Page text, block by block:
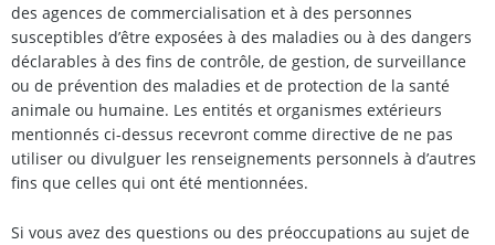
des agences de commercialisation et à des personnes
susceptibles d’être exposées à des maladies ou à des dangers
déclarables à des fins de contrôle, de gestion, de surveillance
ou de prévention des maladies et de protection de la santé
animale ou humaine. Les entités et organismes extérieurs
mentionnés ci-dessus recevront comme directive de ne pas
utiliser ou divulguer les renseignements personnels à d’autres
fins que celles qui ont été mentionnées.
Si vous avez des questions ou des préoccupations au sujet de